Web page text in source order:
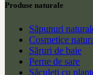
Produse naturale
Săpunuri
Cosmetice
Săruri de baie
Perne de sare
Săculeți cu